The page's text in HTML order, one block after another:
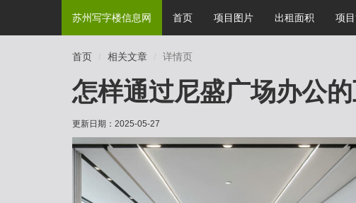
苏州写字楼信息网 首页 项目图片 出租面积 项
首页 相关文章 详情页
怎样通过尼盛广场办公
更新日期： 2025-05-27